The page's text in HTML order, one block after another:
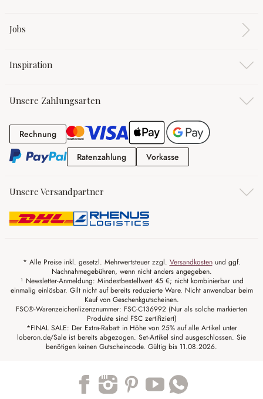
Jobs
Inspiration
Unsere Zahlungsarten
RechnungRechnung
RatenzahlungRatenzahlung
Vorkasse
Unsere Versandpartner
* Alle Preise inkl. gesetzl. Mehrwertsteuer zzgl. Versandkostenund ggf.
Nachnahmegebühren, wenn nicht anders angegeben.
¹ Newsletter-Anmeldung: Mindestbestellwert 45 €; nicht kombinierbar und
einmalig einlösbar. Gilt nicht auf bereits reduzierte Ware. Nicht anwendbar beim
Kauf von Geschenkgutscheinen.
FSC®-Warenzeichenlizenznummer: FSC-C136992 (Nur als solche markierten
Produkte sind FSC zertifiziert)
*FINAL SALE: Der Extra-Rabatt in Höhe von 25% auf alle Artikel unter
loberon.de/Sale ist bereits abgezogen. Set-Artikel sind ausgeschlossen. Sie
benötigen keinen Gutscheincode. Gültig bis 11.08.2026.